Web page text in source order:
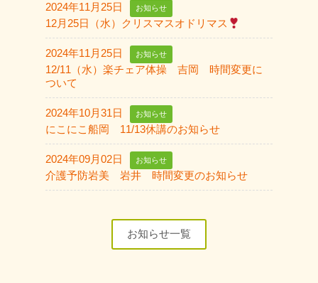
2024年11月25日 お知らせ
12月25日（水）クリスマスオドリマス
2024年11月25日 お知らせ
12/11（水）楽チェア体操 吉岡 時間変更に
ついて
2024年10月31日 お知らせ
にこにこ船岡 11/13休講のお知らせ
2024年09月02日 お知らせ
介護予防岩美 岩井 時間変更のお知らせ
お知らせ一覧